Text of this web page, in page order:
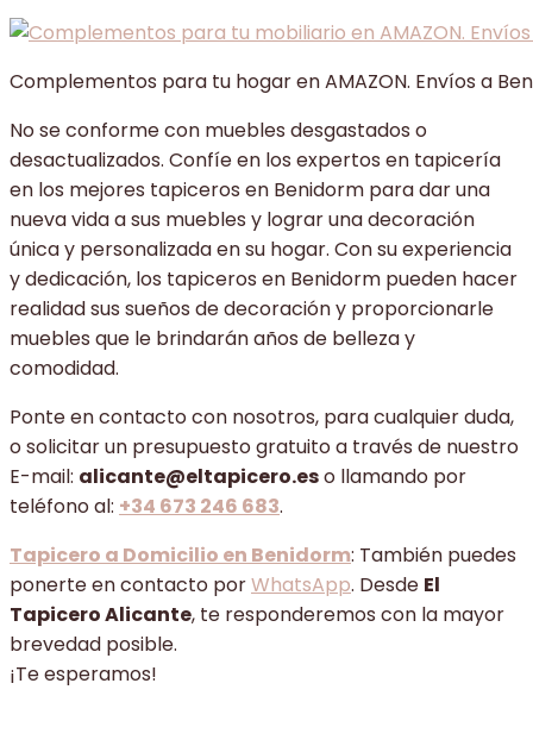
Complementos para tu hogar en AMAZON. Envíos a
No se conforme con muebles desgastados o
desactualizados. Confíe en los expertos en tapicería
en los mejores tapiceros en Benidorm para dar una
nueva vida a sus muebles y lograr una decoración
única y personalizada en su hogar. Con su experiencia
y dedicación, los tapiceros en Benidorm pueden hacer
realidad sus sueños de decoración y proporcionarle
muebles que le brindarán años de belleza y
comodidad.
Ponte en contacto con nosotros, para cualquier duda,
o solicitar un presupuesto gratuito a través de nuestro
E-mail: alicante@eltapicero.eso llamando por
teléfono al: +34 673 246 683.
Tapicero a Domicilio en Benidorm: También puedes
ponerte en contacto porWhatsApp. Desde El
Tapicero Alicante, te responderemos con la mayor
brevedad posible.
¡Te esperamos!